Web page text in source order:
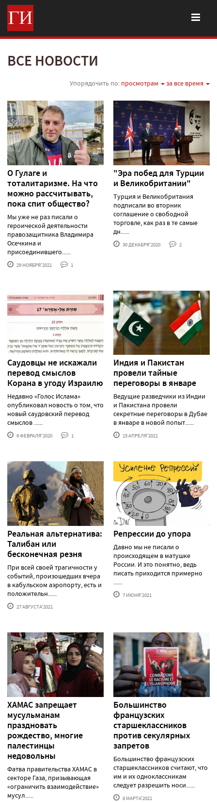
ВСЕ НОВОСТИ
Упорядочить по: просмотрам за все время
О Гулаге и
тоталитаризме. На что
можно рассчитывать,
пока спит общество?
Мы уже не раз писали о
героической деятельности
правозащитника Владимира
Осечкина и
присоединившего......
29 НОЯБРЯ'2021 1
"Эра побед для Турции
и Великобритании"
Турция и Великобритания
подписали во вторник
соглашение о свободной
торговле, как раз в те самые
дн......
30 ДЕКАБРЯ'2020 2
Саудовцы не искажали
перевод смыслов
Корана в угоду Израилю
Недавно «Голос Ислама»
опубликовал новость о том, что
новый саудовский перевод
смыслов ......
6 ФЕВРАЛЯ'2020 1
Индия и Пакистан
провели тайные
переговоры в январе
Ведущие разведчики из Индии
и Пакистана провели
секретные переговоры в Дубае
в январе в новой попыт......
15 АПРЕЛЯ'2021
Реальная альтернатива:
Талибан или
бесконечная резня
При всей своей трагичности у
событий, произошедших вчера
в кабульском аэропорту, есть и
положительн......
27 АВГУСТА'2021
Репрессии до упора
Давно мы не писали о
происходящем в матушке
России. И это понятно, ведь
писать приходится примерно
......
7 ИЮНЯ'2021
ХАМАС запрещает
мусульманам
праздновать
рождество, многие
палестинцы
недовольны
Фатва правительства ХАМАС в
секторе Газа, призывающая
«ограничить взаимодействие»
мусул......
Большинство
французских
старшеклассников
против секулярных
запретов
Большинство французских
старшеклассников считают, что
им и их одноклассникам
следует разрешить носи......
8 МАРТА'2021